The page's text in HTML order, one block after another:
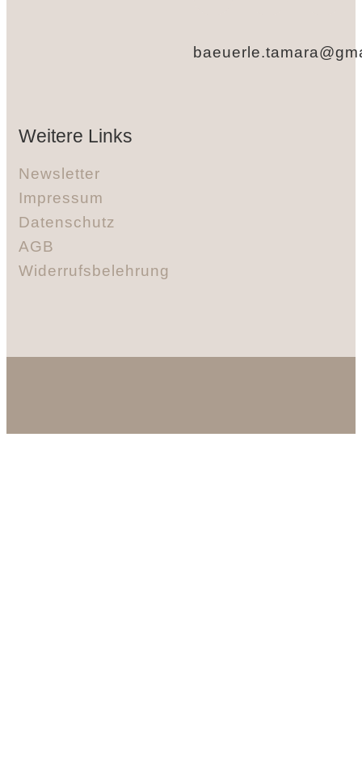
Weitere Links
Newsletter
Impressum
Datenschutz
AGB
Widerrufsbelehrung